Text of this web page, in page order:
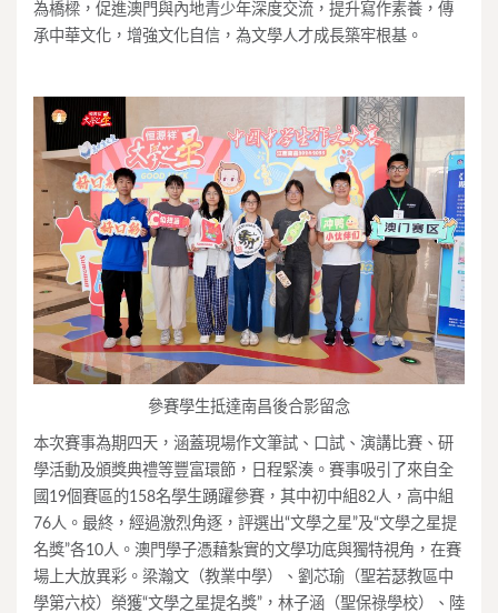
為橋樑，促進澳門與內地青少年深度交流，提升寫作素養，傳
承中華文化，增強文化自信，為文學人才成長築牢根基。
參賽學生抵達南昌後合影留念
本次賽事為期四天，涵蓋現場作文筆試、口試、演講比賽、研
學活動及頒獎典禮等豐富環節，日程緊湊。賽事吸引了來自全
國19個賽區的158名學生踴躍參賽，其中初中組82人，高中組
76人。最終，經過激烈角逐，評選出“文學之星”及“文學之星提
名獎”各10人。澳門學子憑藉紮實的文學功底與獨特視角，在賽
場上大放異彩。梁瀚文（教業中學）、劉芯瑜（聖若瑟教區中
學第六校）榮獲“文學之星提名獎”，林子涵（聖保祿學校）、陸